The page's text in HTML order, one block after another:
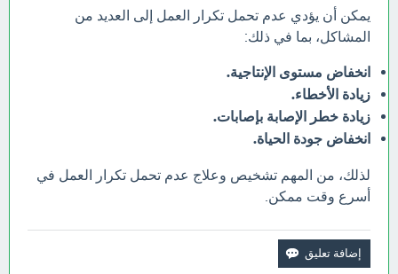
يمكن أن يؤدي عدم تحمل تكرار العمل إلى العديد من
المشاكل، بما في ذلك:
انخفاض مستوى الإنتاجية.
زيادة الأخطاء.
زيادة خطر الإصابة بإصابات.
انخفاض جودة الحياة.
لذلك، من المهم تشخيص وعلاج عدم تحمل تكرار العمل في
أسرع وقت ممكن.